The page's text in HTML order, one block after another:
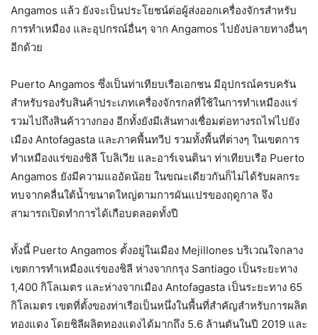
Angamos แล้ว ยังจะเป็นประโยชน์ต่อผู้ส่งออกเครื่องจักรสำหรับ
การทำเหมือง และอุปกรณ์อื่นๆ จาก Angamos ไปยังปลายทางอื่นๆ
อีกด้วย
Puerto Angamos ซึ่งเป็นท่าเทียบเรือเอกชน มีอุปกรณ์ครบครัน
สำหรับรองรับสินค้าประเภทเครื่องจักรกลที่ใช้ในการทำเหมืองแร่
รวมไปถึงสินค้าวางกอง อีกทั้งยังมีเส้นทางเชื่อมต่อทางรถไฟไปยัง
เมือง Antofagasta และภาคพื้นทวีป รวมทั้งพื้นที่ต่างๆ ในเขตการ
ทำเหมืองแร่ของชิลี โบลิเวีย และอาร์เจนตินา ท่าเทียบเรือ Puerto
Angamos ยังมีความแออัดน้อย ในขณะเดียวกันก็ไม่ได้รับผลกระ
ทบจากคลื่นใต้น้ำขนาดใหญ่ตามการผันแปรของฤดูกาล จึง
สามารถเปิดทำการได้เกือบตลอดทั้งปี
ทั้งนี้ Puerto Angamos ตั้งอยู่ในเมือง Mejillones บริเวณใจกลาง
เขตการทำเหมืองแร่ของชิลี ห่างจากกรุง Santiago เป็นระยะทาง
1,400 กิโลเมตร และห่างจากเมือง Antofagasta เป็นระยะทาง 65
กิโลเมตร เขตที่ตั้งของท่าเรือเป็นหนึ่งในพื้นที่สำคัญสำหรับการผลิต
ทองแดง โดยชิลีผลิตทองแดงได้มากถึง 5.6 ล้านตันในปี 2019 และ